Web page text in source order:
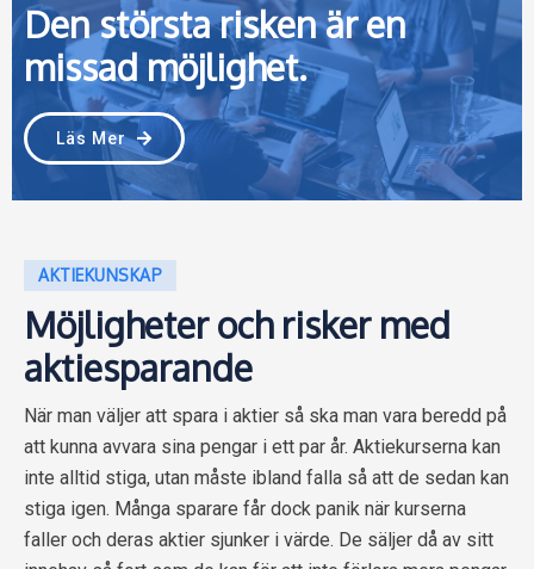
Den största risken är en
missad möjlighet.
Läs Mer
AKTIEKUNSKAP
Möjligheter och risker med
aktiesparande
När man väljer att spara i aktier så ska man vara beredd på
att kunna avvara sina pengar i ett par år. Aktiekurserna kan
inte alltid stiga, utan måste ibland falla så att de sedan kan
stiga igen. Många sparare får dock panik när kurserna
faller och deras aktier sjunker i värde. De säljer då av sitt